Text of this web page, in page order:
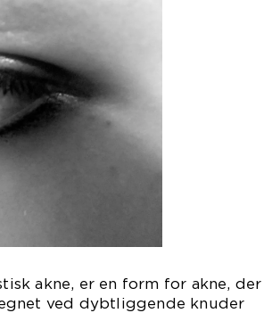
akne, er en form for akne, der
ved dybtliggende knuder